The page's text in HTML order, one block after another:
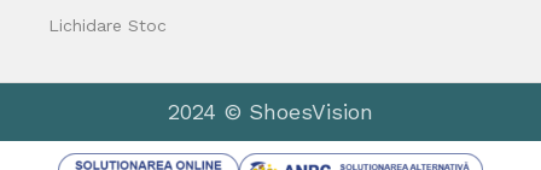
Lichidare Stoc
2024 © ShoesVision